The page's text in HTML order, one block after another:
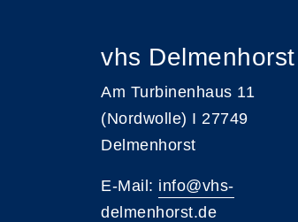
vhs Delmenhorst
Am Turbinenhaus 11
(Nordwolle) I 27749
Delmenhorst
E-Mail: info@vhs-
delmenhorst.de